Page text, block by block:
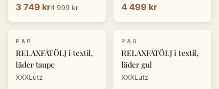
3 749 kr4 999 kr 4 499 kr
P & B
RELAXFÅTÖLJ i textil,
läder taupe
XXXLutz
P & B
RELAXFÅTÖLJ i textil,
läder gul
XXXLutz